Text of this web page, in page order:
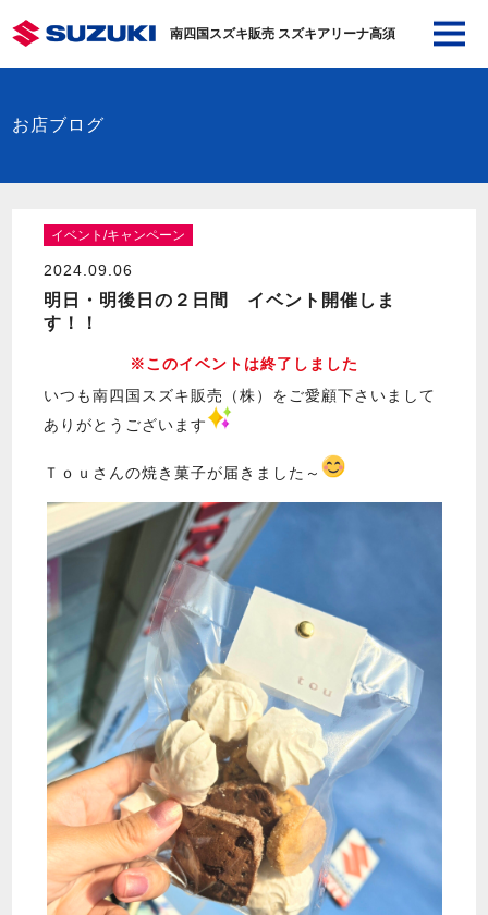
南四国スズキ販売 スズキアリーナ高須
お店ブログ
イベント/キャンペーン
2024.09.06
明日・明後日の２日間 イベント開催しま
す！！
※このイベントは終了しました
いつも南四国スズキ販売（株）をご愛顧下さいまして
ありがとうございます
Ｔｏｕさんの焼き菓子が届きました～